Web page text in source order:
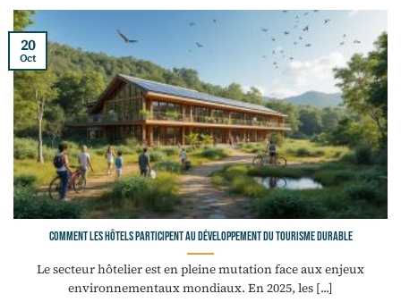
Comment les hôtels participent au développement du tourisme durable
Le secteur hôtelier est en pleine mutation face aux enjeux
environnementaux mondiaux. En 2025, les [...]
20
Oct